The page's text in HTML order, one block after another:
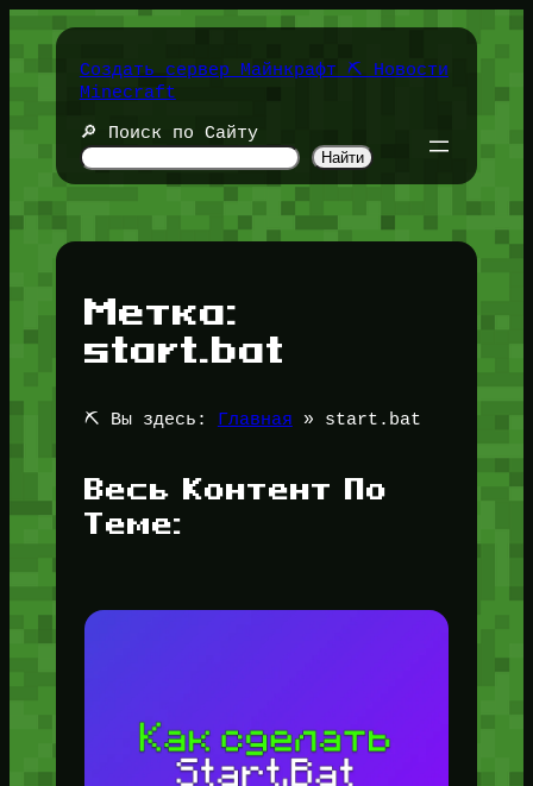
Перейти
содержимомуСоздать сервер Майнкрафт ⛏️ Новости
Minecraft
🔎 Поиск по Сайту
Найти
Метка:
start.bat
⛏️ Вы здесь: Главная » start.bat
Весь Контент По
Теме: